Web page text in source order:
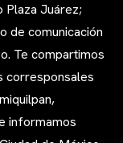
Plaza Juárez;
de comunicación
Te compartimos
corresponsales
informamos